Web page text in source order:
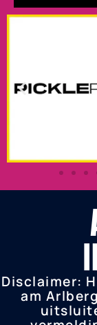
Disclaimer:
am